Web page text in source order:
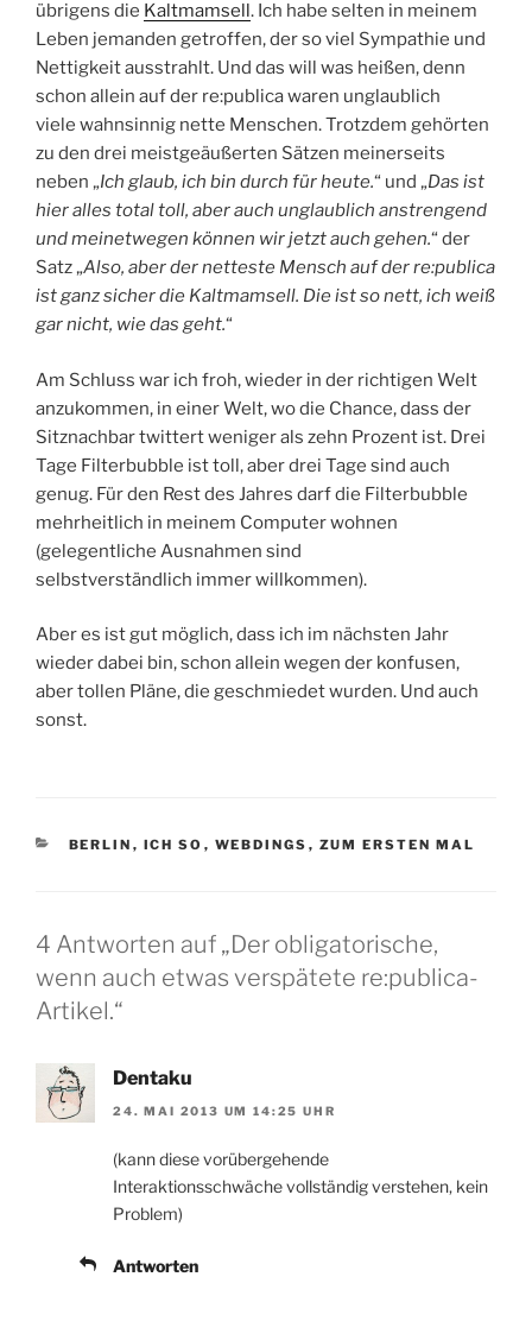
übrigens die Kaltmamsell. Ich habe selten in meinem
Leben jemanden getroffen, der so viel Sympathie und
Nettigkeit ausstrahlt. Und das will was heißen, denn
schon allein auf der re:publica waren unglaublich
viele wahnsinnig nette Menschen. Trotzdem gehörten
zu den drei meistgeäußerten Sätzen meinerseits
neben „Ich glaub, ich bin durch für heute.“ und „Das ist
hier alles total toll, aber auch unglaublich anstrengend
und meinetwegen können wir jetzt auch gehen.“ der
Satz „Also, aber der netteste Mensch auf der re:publica
ist ganz sicher die Kaltmamsell. Die ist so nett, ich weiß
gar nicht, wie das geht.“
Am Schluss war ich froh, wieder in der richtigen Welt
anzukommen, in einer Welt, wo die Chance, dass der
Sitznachbar twittert weniger als zehn Prozent ist. Drei
Tage Filterbubble ist toll, aber drei Tage sind auch
genug. Für den Rest des Jahres darf die Filterbubble
mehrheitlich in meinem Computer wohnen
(gelegentliche Ausnahmen sind
selbstverständlich immer willkommen).
Aber es ist gut möglich, dass ich im nächsten Jahr
wieder dabei bin, schon allein wegen der konfusen,
aber tollen Pläne, die geschmiedet wurden. Und auch
sonst.
KATEGORIEN
BERLIN , ICH SO , WEBDINGS , ZUM ERSTEN MAL
4 Antworten auf „Der obligatorische,
wenn auch etwas verspätete re:publica-
Artikel.“
Dentaku
24. MAI 2013 UM 14:25 UHR
(kann diese vorübergehende
Interaktionsschwäche vollständig verstehen, kein
Problem)
Antworten